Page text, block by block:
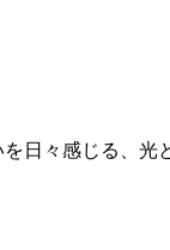
日々感じる、光